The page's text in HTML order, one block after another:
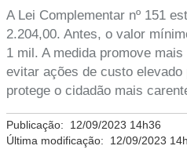
A Lei Complementar nº 151
2.204,00. Antes, o valor
1 mil. A medida promove
evitar ações de custo elevado
protege o cidadão mais
Publicação: 12/09/2023 14h36
Última modificação: 12/09/2023